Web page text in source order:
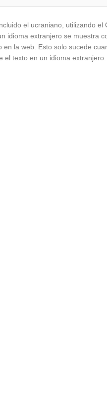
el ucraniano, utilizando el
idioma extranjero se muestra
la web. Esto solo sucede
el texto en un idioma extranjero.